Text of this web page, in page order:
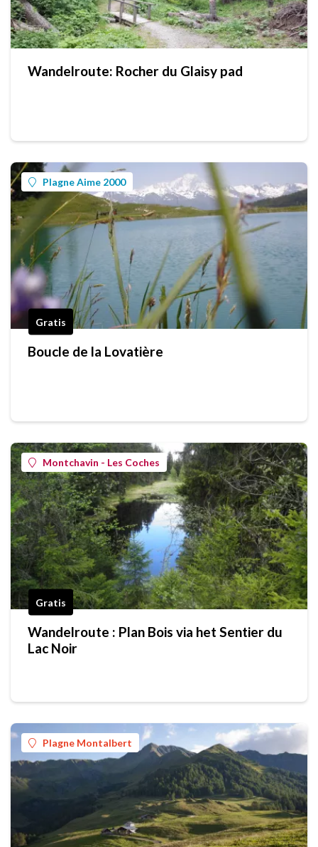
Wandelroute: Rocher du Glaisy pad
Plagne Aime 2000
Gratis
Boucle de la Lovatière
Montchavin - Les Coches
Gratis
Wandelroute : Plan Bois via het Sentier du
Lac Noir
Plagne Montalbert